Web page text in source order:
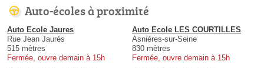
Auto-écoles à proximité
Auto Ecole Jaures
Rue Jean Jaurès
515 mètres
Fermée, ouvre demain à 15h
Auto Ecole LES COURTILLES
Asnières-sur-Seine
830 mètres
Fermée, ouvre demain à 15h